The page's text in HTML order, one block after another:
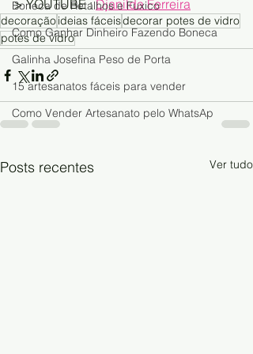
Boneca de Retalhos e Fuxico
Como Ganhar Dinheiro Fazendo Boneca
Galinha Josefina Peso de Porta
15 artesanatos fáceis para vender
Como Vender Artesanato pelo WhatsAp
> YOUTUBE : Djanilda Ferreira
decoraçãoideias fáceisdecorar potes de vidro
potes de vidro
Posts recentes Ver tudo